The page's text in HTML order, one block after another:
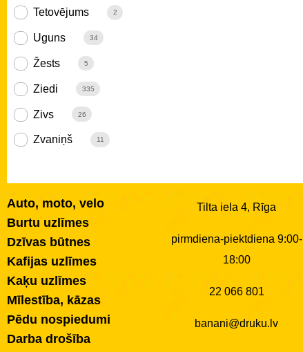
Tetovējums 2
Uguns 34
Žests 5
Ziedi 335
Zivs 26
Zvaniņš 11
Auto, moto, velo
Burtu uzlīmes
Dzīvas būtnes
Kafijas uzlīmes
Kaķu uzlīmes
Mīlestība, kāzas
Pēdu nospiedumi
Darba drošība
Tilta iela 4, Rīga
pirmdiena-piektdiena 9:00-
18:00
22 066 801
banani@druku.lv